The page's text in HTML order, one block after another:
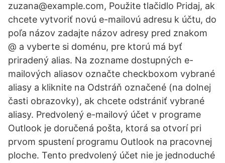
zuzana@example.com, Použite tlačidlo Pridaj, ak
chcete vytvoriť novú e-mailovú adresu k účtu, do
poľa názov zadajte názov adresy pred znakom
@ a vyberte si doménu, pre ktorú má byť
priradený alias. Na zozname dostupných e-
mailových aliasov označte checkboxom vybrané
aliasy a kliknite na Odstráň označené (na dolnej
časti obrazovky), ak chcete odstrániť vybrané
aliasy. Predvolený e-mailový účet v programe
Outlook je doručená pošta, ktorá sa otvorí pri
prvom spustení programu Outlook na pracovnej
ploche. Tento predvolený účet nie je jednoduché